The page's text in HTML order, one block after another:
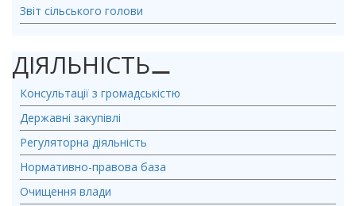
Звіт сільського голови
ДІЯЛЬНІСТЬ⚊
Консультації з громадськістю
Державні закупівлі
Регуляторна діяльність
Нормативно-правова база
Очищення влади